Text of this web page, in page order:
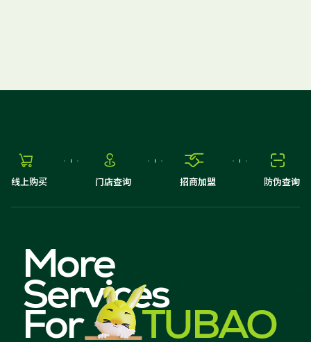

线上购买

门店查询

招商加盟

防伪查询
More
Services
For TUBAO